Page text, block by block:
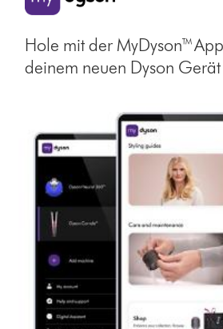
Hole mit der MyDyson™
deinem neuen Dyson